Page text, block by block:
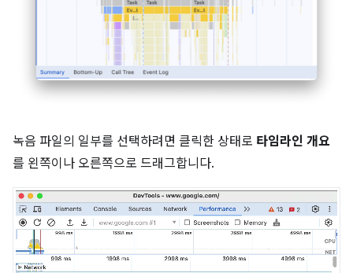
녹음 파일의 일부를 선택하려면 클릭한 상태로 타임라인 개요
를 왼쪽이나 오른쪽으로 드래그합니다.